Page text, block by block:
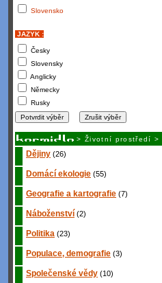
Slovensko
JAZYK :
Česky
Slovensky
Anglicky
Německy
Rusky
> Životní prostředí >
Dějiny (26)
Domácí ekologie (55)
Geografie a kartografie (7)
Náboženství (2)
Politika (23)
Populace, demografie (3)
Společenské vědy (10)